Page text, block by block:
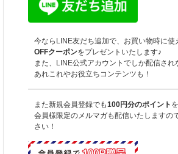
今ならLINE友だち追加で、お買い物時に使
OFFクーポンをプレゼントいたします♪
また、LINE公式アカウントでしか配信され
あれこれやお役立ちコンテンツも！
また新規会員登録でも100円分のポイント
会員様限定のメルマガも配信いたしますの
さい！